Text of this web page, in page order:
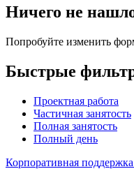
Ничего не
Попробуйте изменить
Быстрые
Проектная работа
Частичная занятость
Полная занятость
Полный день
Корпоративная